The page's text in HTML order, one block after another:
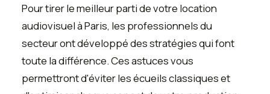
Pour tirer le meilleur parti de votre location
audiovisuel à Paris, les professionnels du
secteur ont développé des stratégies qui font
toute la différence. Ces astuces vous
permettront d'éviter les écueils classiques et